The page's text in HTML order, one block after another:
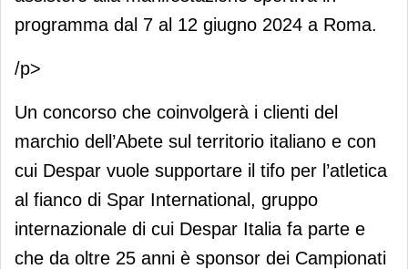
programma dal 7 al 12 giugno 2024 a Roma.
/p>
Un concorso che coinvolgerà i clienti del
marchio dell’Abete sul territorio italiano e con
cui Despar vuole supportare il tifo per l’atletica
al fianco di Spar International, gruppo
internazionale di cui Despar Italia fa parte e
che da oltre 25 anni è sponsor dei Campionati